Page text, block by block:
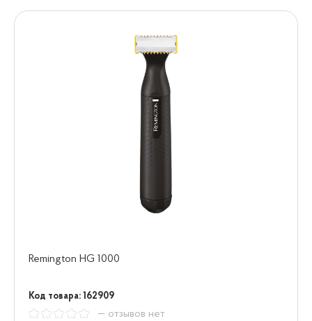
Remington HG 1000
Код товара: 162909
— отзывов нет